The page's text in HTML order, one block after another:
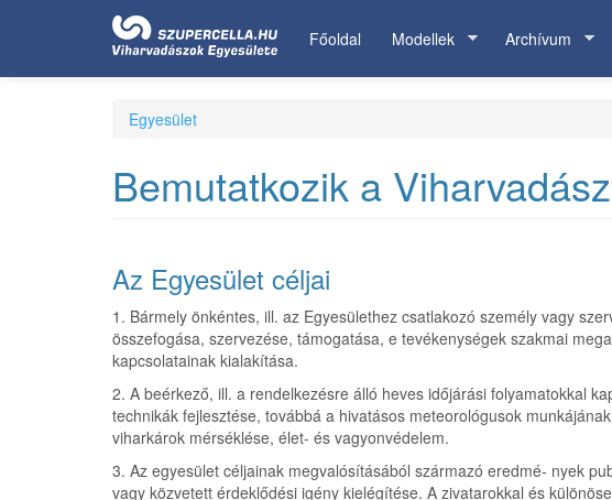
Főoldal Modellek Archívum
Egyesület
Bemutatkozik a
Az Egyesület céljai
1. Bármely önkéntes, ill. az Egyesülethez csatlakozó személy vagy
összefogása, szervezése, támogatása, e tevékenységek szakmai
kapcsolatainak kialakítása.
2. A beérkező, ill. a rendelkezésre álló heves időjárási folyamatokkal
technikák fejlesztése, továbbá a hivatásos meteorológusok
viharkárok mérséklése, élet- és vagyonvédelem.
3. Az egyesület céljainak megvalósításából származó eredmé- nyek
vagy közvetett érdeklődési igény kielégítése. A zivatarokkal és